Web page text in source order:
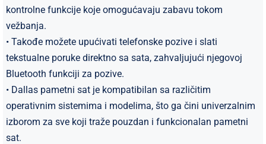
kontrolne funkcije koje omogućavaju zabavu tokom
vežbanja.
​• Takođe možete upućivati telefonske pozive i slati
tekstualne poruke direktno sa sata, zahvaljujući njegovoj
Bluetooth funkciji za pozive.
• Dallas pametni sat je kompatibilan sa različitim
operativnim sistemima i modelima, što ga čini univerzalnim
izborom za sve koji traže pouzdan i funkcionalan pametni
sat.